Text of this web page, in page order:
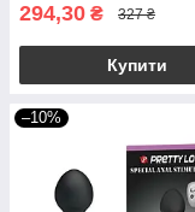
294,30 ₴ 327 ₴
Купити
–10%